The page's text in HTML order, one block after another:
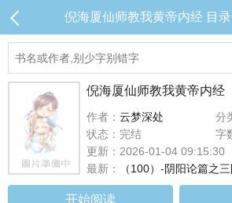
倪海厦仙师教我黄帝内经 目
倪海厦仙师教我黄帝内经
作者： 云梦深处
分
状态：完结
字
更新：2026-01-04 09:15:30
最新：
（100）-阴阳论篇之三阳者、
开始阅读